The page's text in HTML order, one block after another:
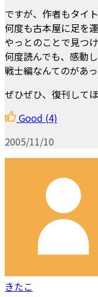
ですが、作者もタイ
何度も古本屋に足を
やっとのことで見つ
何度読んでも、感動
戦士編なんてのがあ
ぜひぜひ、復刊して
Good (4)
2005/11/10
きたこ